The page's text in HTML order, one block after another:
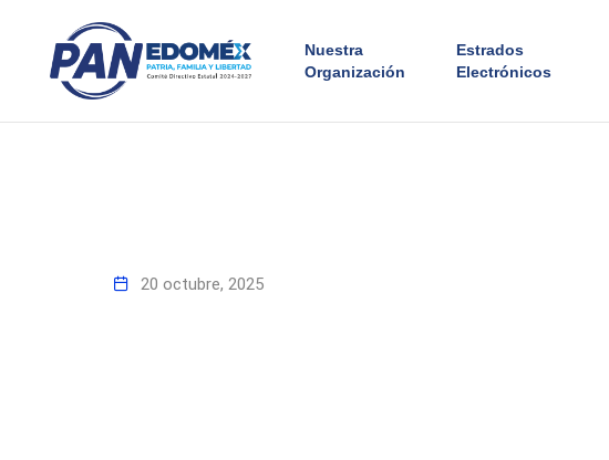
Nuestra
Organización
Estrados
Electrónicos
20 octubre, 2025